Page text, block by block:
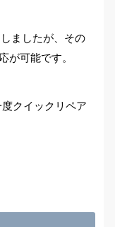
ましたが、その
が可能です。
クイックリペア